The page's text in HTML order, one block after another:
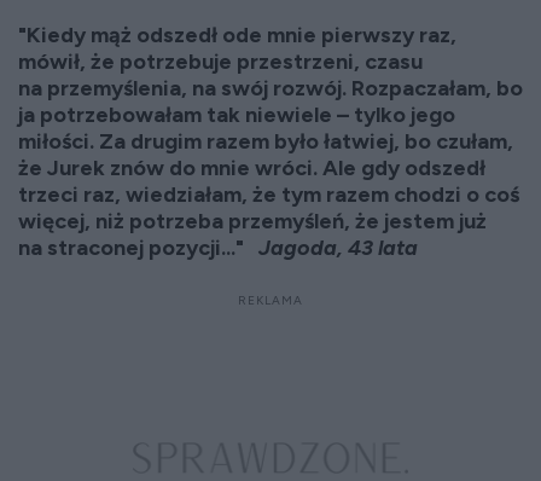
"Kiedy mąż odszedł ode mnie pierwszy raz,
mówił, że potrzebuje przestrzeni, czasu
na przemyślenia, na swój rozwój. Rozpaczałam, bo
ja potrzebowałam tak niewiele – tylko jego
miłości. Za drugim razem było łatwiej, bo czułam,
że Jurek znów do mnie wróci. Ale gdy odszedł
trzeci raz, wiedziałam, że tym razem chodzi o coś
więcej, niż potrzeba przemyśleń, że jestem już
na straconej pozycji..." Jagoda, 43 lata